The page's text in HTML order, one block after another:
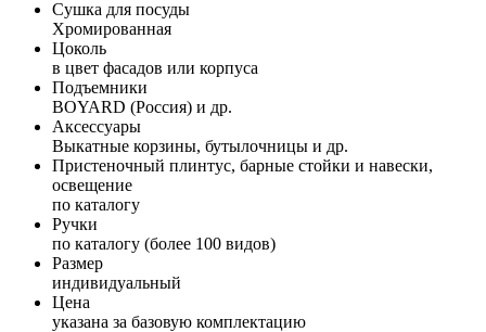
Сушка для посуды
Хромированная
Цоколь
в цвет фасадов или корпуса
Подъемники
BOYARD (Россия) и др.
Аксессуары
Выкатные корзины, бутылочницы и др.
Пристеночный плинтус, барные стойки и навески,
освещение
по каталогу
Ручки
по каталогу (более 100 видов)
Размер
индивидуальный
Цена
указана за базовую комплектацию